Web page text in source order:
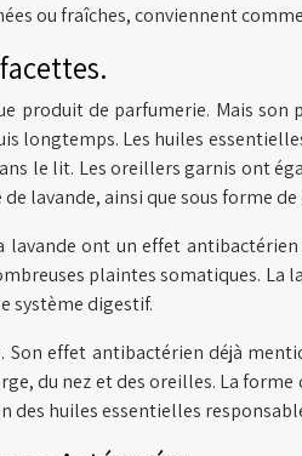
ou fraîches, conviennent
produit de parfumerie. Mais
longtemps. Les huiles
le lit. Les oreillers garnis ont
lavande, ainsi que sous forme
lavande ont un effet
plaintes somatiques.
système digestif.
effet antibactérien déjà
du nez et des oreilles. La
huiles essentielles